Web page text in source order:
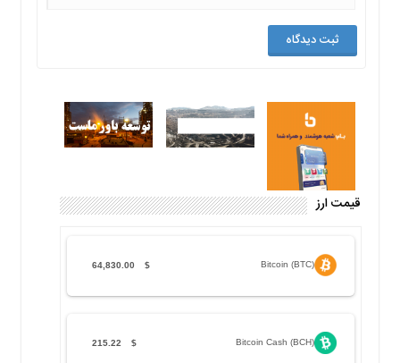
قیمت ارز
Bitcoin (BTC)
$
64,830.00
Bitcoin Cash (BCH)
$
215.22